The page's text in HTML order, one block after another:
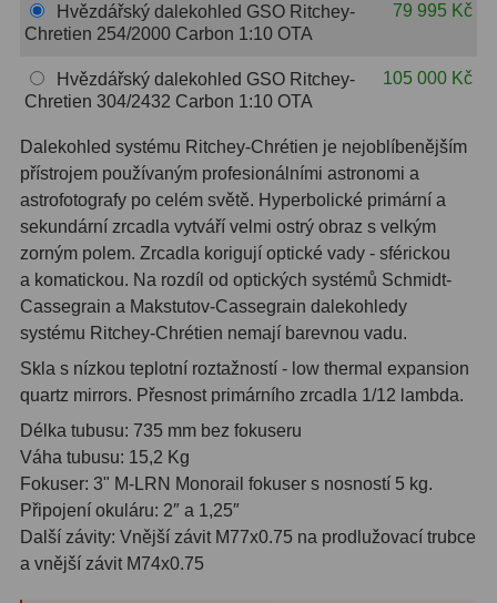
Mlhovinové14
OIII3
SII2
Planetární 6
Proti světelnému znečištění6
Barevné66
AstroFoto 284
Deep-Sky kamery28
Guiding kamery14
T-kroužky 16
Hvězdářský dalekohled GSO Ritchey-
Chretien 254/2000 Carbon 1:10 OTA
79 995 Kč
Hvězdářský dalekohled GSO Ritchey-
Chretien 304/2432 Carbon 1:10 OTA
105 000 Kč
Dalekohled systému Ritchey-Chrétien je nejoblíbenějším
přístrojem používaným profesionálními astronomi a
astrofotografy po celém světě. Hyperbolické primární a
sekundární zrcadla vytváří velmi ostrý obraz s velkým
zorným polem. Zrcadla korigují optické vady - sférickou
a komatickou. Na rozdíl od optických systémů Schmidt-
Cassegrain a Makstutov-Cassegrain dalekohledy
systému Ritchey-Chrétien nemají barevnou vadu.
Skla s nízkou teplotní roztažností - low thermal expansion
quartz mirrors. Přesnost primárního zrcadla 1/12 lambda.
Délka tubusu: 735 mm bez fokuseru
Váha tubusu: 15,2 Kg
Fokuser: 3" M-LRN Monorail fokuser s nosností 5 kg.
Připojení okuláru: 2″ a 1,25″
Další závity: Vnější závit M77x0.75 na prodlužovací trubce
a vnější závit M74x0.75